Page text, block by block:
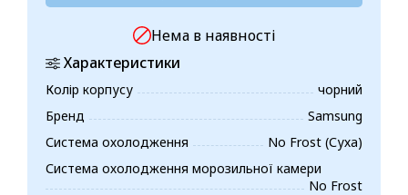
Нема в наявності
Характеристики
Колір корпусу
чорний
Бренд
Samsung
Система охолодження
No Frost (Суха)
Система охолодження морозильної камери
No Frost